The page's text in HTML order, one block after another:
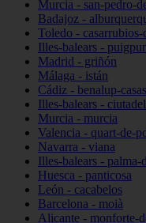
Murcia - san-pedro-
Badajoz -
Toledo -
Illes-balears -
Madrid - griñón
Málaga - istán
Cádiz - benalup-
Illes-balears -
Murcia - murcia
Valencia - quart-de-
Navarra - viana
Illes-balears - palma-
Huesca - panticosa
León - cacabelos
Barcelona - moià
Alicante - monforte-